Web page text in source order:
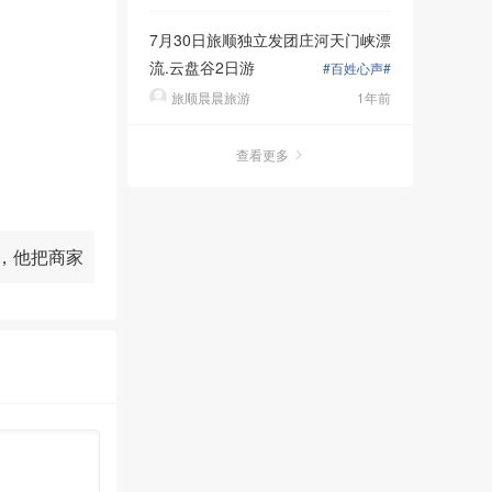
他把商家
7月30日旅顺独立发团庄河天门峡漂
流.云盘谷2日游
#百姓心声#
1年前
旅顺晨晨旅游
查看更多